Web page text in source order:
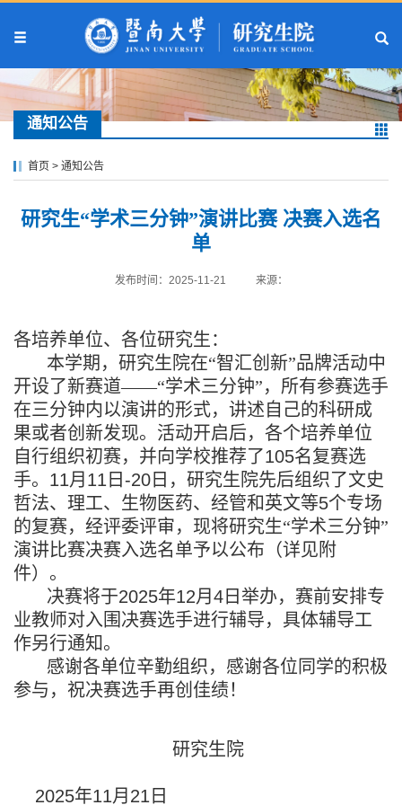
通知公告
首页 > 通知公告
研究生“学术三分钟”演讲比赛 决赛入选名
单
发布时间：2025-11-21 来源：
各培养单位、各位研究生：
本学期，研究生院在“智汇创新”品牌活动中
开设了新赛道——“学术三分钟”，所有参赛选手
在三分钟内以演讲的形式，讲述自己的科研成
果或者创新发现。活动开启后，各个培养单位
自行组织初赛，并向学校推荐了105名复赛选
手。 11月 11 日 -20 日，研究生院先后组织了文史
哲法、理工、生物医药、经管和英文等5个专场
的复赛，经评委评审，现将研究生“学术三分钟”
演讲比赛决赛入选名单予以公布（详见附
件）。
决赛将于2025年12月 4 日举办，赛前安排专
业教师对入围决赛选手进行辅导，具体辅导工
作另行通知。
感谢各单位辛勤组织，感谢各位同学的积极
参与，祝决赛选手再创佳绩！
研究生院
2025年11月 21 日